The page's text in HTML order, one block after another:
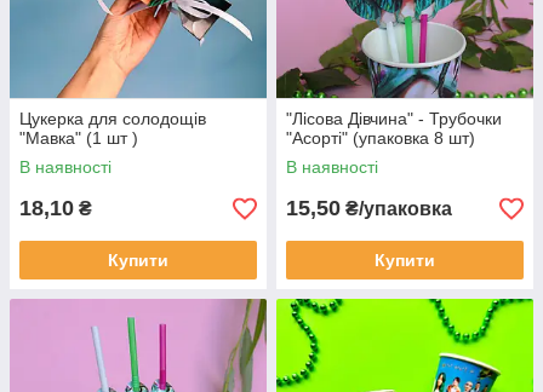
Цукерка для солодощів
"Мавка" (1 шт )
В наявності
18,10 ₴
Купити
"Лісова Дівчина" - Трубочки
"Асорті" (упаковка 8 шт)
В наявності
15,50 ₴/упаковка
Купити